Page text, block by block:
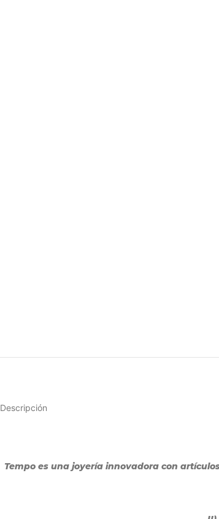
Descripción
Tempo es una joyería innovadora con